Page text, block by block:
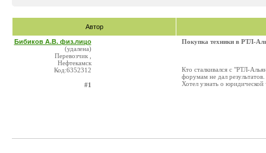
Автор
Бибиков А.В. физ.лицо
(удалена)
Перевозчик ,
Нефтекамск
Код:6352312
#1
Покупка техники в РТЛ-
Кто сталкивался с "РТЛ-
форумам не дал результатов.
Хотел узнать о